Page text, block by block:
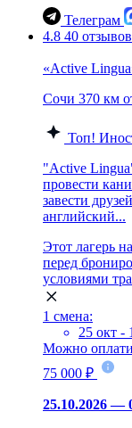
Телеграм
4.8 40 отзывов
«Active
Сочи 370 км
Топ!
"Active
провести
завести
английский...
Этот лагерь
перед
условиями
1 смена:
25 окт -
Можно
75 000 ₽
25.10.2026 —